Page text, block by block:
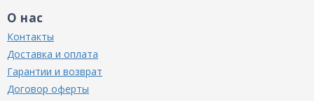
О нас
Контакты
Доставка и оплата
Гарантии и возврат
Договор оферты